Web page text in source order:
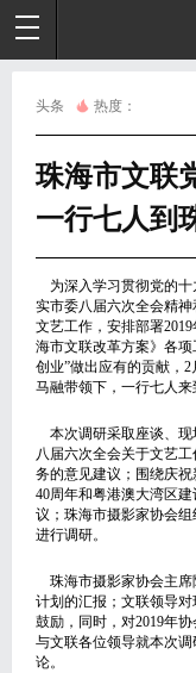
头条 热度：
珠海市文联
一行七人到
为深入学习贯彻党的十
实市委八届六次全会精
文艺工作，安排部署
海市文联改革方案》各
创业”做出应有的贡献，
马融带领下，一行七人来
本次调研采取座谈、现
八届六次全会关于文艺
务的意见建议；围绕庆
40周年和粤港澳大湾区
议；珠海市摄影家协会
进行调研。
珠海市摄影家协会主席
计划的汇报；文联领导
鼓励，同时，对2019年
与文联各位领导就本次
论。